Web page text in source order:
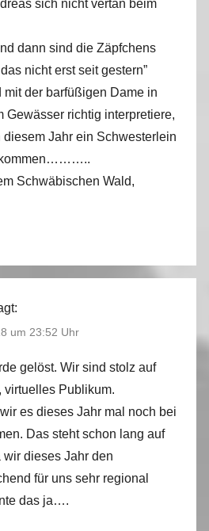
sich nicht vertan beim
dann sind die Zäpfchens
nicht erst seit gestern”
der barfüßigen Dame in
Gewässer richtig interpretiere,
Jahr ein Schwesterlein
Schwäbischen Wald,
um 23:52 Uhr
gelöst. Wir sind stolz auf
virtuelles Publikum.
es dieses Jahr mal noch bei
Das steht schon lang auf
dieses Jahr den
für uns sehr regional
das ja….